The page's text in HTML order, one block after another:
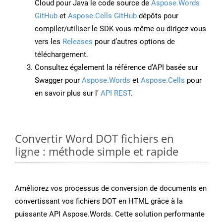
Cloud pour Java le code source de Aspose.Words
GitHub et Aspose.Cells GitHub dépôts pour
compiler/utiliser le SDK vous-même ou dirigez-vous
vers les Releases pour d’autres options de
téléchargement.
Consultez également la référence d’API basée sur
Swagger pour Aspose.Words et Aspose.Cells pour
en savoir plus sur l’ API REST.
Convertir Word DOT fichiers en
ligne : méthode simple et rapide
Améliorez vos processus de conversion de documents en
convertissant vos fichiers DOT en HTML grâce à la
puissante API Aspose.Words. Cette solution performante